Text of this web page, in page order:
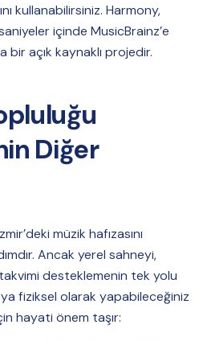
kullanabilirsiniz. Harmony,
içinde MusicBrainz’e
bir açık kaynaklı projedir.
Diğer
müzik hafızasını
Ancak yerel sahneyi,
takvimi desteklemenin tek yolu
fiziksel olarak yapabileceğiniz
hayati önem taşır: